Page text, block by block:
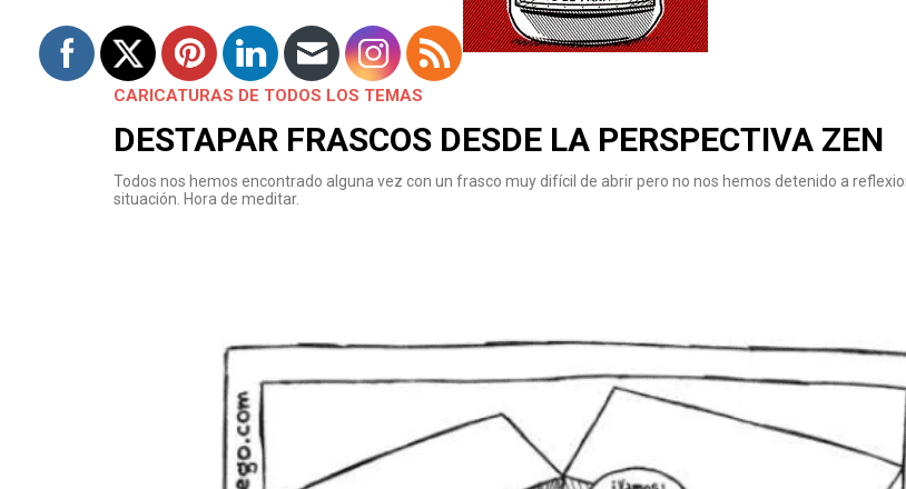
CARICATURAS DE TODOS LOS TEMAS
DESTAPAR FRASCOS DESDE LA PERSPECTIVA ZEN
Todos nos hemos encontrado alguna vez con un frasco muy difícil de abrir pero no nos hemos detenido a
situación. Hora de meditar.